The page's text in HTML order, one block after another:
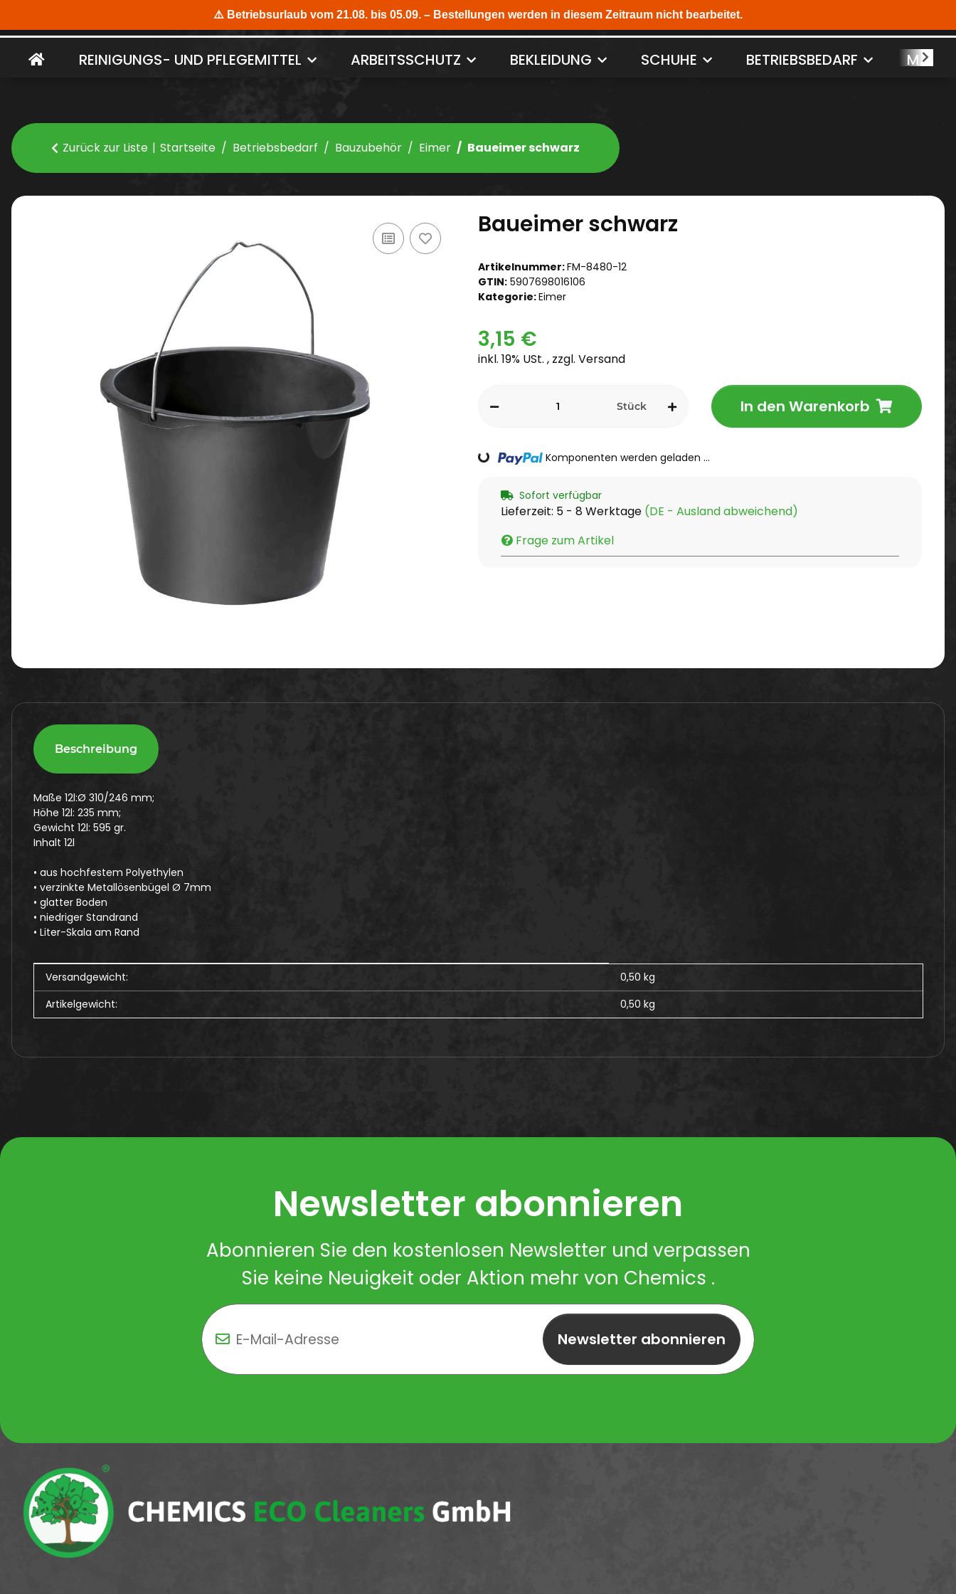
REINIGUNGS- UND PFLEGEMITTEL ARBEITSSCHUTZ BEKLEIDUNG SCHUHE BETRIEBSBEDARF
Zurück zur Liste Startseite Betriebsbedarf Bauzubehör Eimer Baueimer schwarz
Baueimer schwarz
Artikelnummer:FM-8480-12
GTIN: 5907698016106
Kategorie:Eimer
3,15 €
inkl. 19% USt. , zzgl. Versand
Stück In den Warenkorb
Komponenten werden geladen ...
Sofort verfügbar
Lieferzeit: 5 - 8 Werktage (DE - Ausland abweichend)
Frage zum Artikel
Beschreibung
Maße 12l:Ø 310/246 mm;
Höhe 12l: 235 mm;
Gewicht 12l: 595 gr.
Inhalt 12l
• aus hochfestem Polyethylen
• verzinkte Metallösenbügel Ø 7mm
• glatter Boden
• niedriger Standrand
• Liter-Skala am Rand
Produkteigenschaft
Wert
Versandgewicht:
0,50 kg
Artikelgewicht:
0,50 kg
Newsletter abonnieren
Abonnieren Sie den kostenlosen Newsletter und verpassen
Sie keine Neuigkeit oder Aktion mehr von Chemics .
Newsletter abonnieren